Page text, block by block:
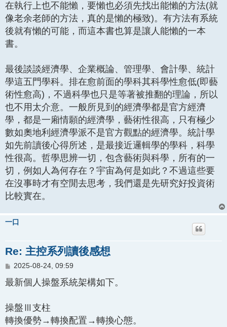
在執行上也不能懶，要懶也必須先找出能懶的方法(就
像老余老師的方法，真的是懶的極致)。有方法有系統
後就有懶的可能，而這本書也算是讓人能懶的一本
書。
最後談談經濟學、企業概論、管理學、會計學、統計
學這五門學科。排在愈前面的學科其科學性愈低(即藝
術性愈高)，不過科學也只是等著被推翻的理論，所以
也不用太介意。一般所見到的經濟學都是官方經濟
學，都是一廂情願的經濟學，藝術性很高，只有極少
數如奧地利經濟學派不是官方觀點的經濟學。統計學
如先前讀後心得所述，是最接近邏輯學的學科，科學
性很高。哲學思辨一切，包含藝術與科學，所有的一
切，例如人為何存在？宇宙為何是如此？不過這些要
在沒事時才有空閒去思考，我們還是先研究好投資術
比較實在。
一口
Re: 主控系列讀後感想
文
2025-08-24, 09:59
最新個人操盤系統架構如下。
操盤Ⅲ支柱
轉換優勢→轉換配置→轉換心態。